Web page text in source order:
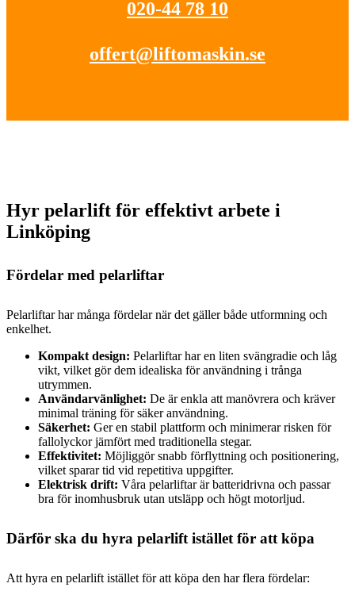
020-44 78 10
offert@liftomaskin.se
Hyr pelarlift för effektivt arbete i
Linköping
Fördelar med pelarliftar
Pelarliftar har många fördelar när det gäller både utformning och
enkelhet.
Kompakt design: Pelarliftar har en liten svängradie och låg
vikt, vilket gör dem idealiska för användning i trånga
utrymmen.
Användarvänlighet: De är enkla att manövrera och kräver
minimal träning för säker användning.
Säkerhet: Ger en stabil plattform och minimerar risken för
fallolyckor jämfört med traditionella stegar.
Effektivitet: Möjliggör snabb förflyttning och positionering,
vilket sparar tid vid repetitiva uppgifter.
Elektrisk drift: Våra pelarliftar är batteridrivna och passar
bra för inomhusbruk utan utsläpp och högt motorljud.
Därför ska du hyra pelarlift istället för att köpa
Att hyra en pelarlift istället för att köpa den har flera fördelar: